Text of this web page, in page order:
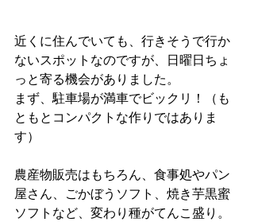
近くに住んでいても、行きそうで行か
ないスポットなのですが、日曜日ちょ
っと寄る機会がありました。
まず、駐車場が満車でビックリ！（も
ともとコンパクトな作りではありま
す）
農産物販売はもちろん、食事処やパン
屋さん、ごかぼうソフト、焼き芋黒蜜
ソフトなど、変わり種がてんこ盛り。